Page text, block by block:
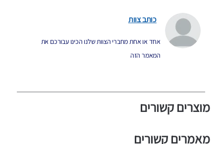
כותב צוות
אחד או אחת מחברי הצוות שלנו הכינו עבורכם את
המאמר הזה
מוצרים קשורים
מאמרים קשורים